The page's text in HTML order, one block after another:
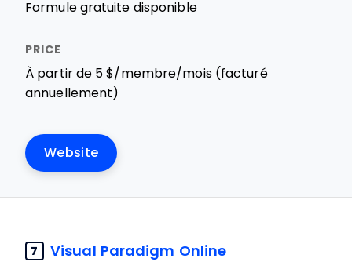
Formule gratuite disponible
À partir de 5 $/membre/mois (facturé
annuellement)
Website
7 Visual Paradigm Online